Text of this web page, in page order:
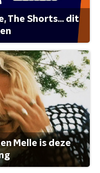
The Shorts... dit
Melle is deze